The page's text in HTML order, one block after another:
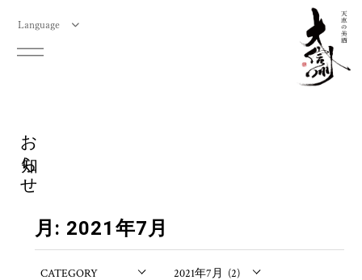
Language
お知らせ
月: 2021年7月